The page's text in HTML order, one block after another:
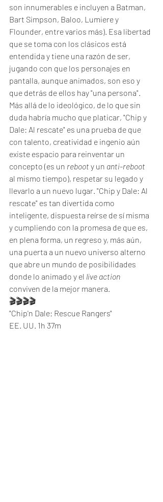
son innumerables e incluyen a Batman,
Bart Simpson, Baloo, Lumiere y
Flounder, entre varios más). Esa libertad
que se toma con los clásicos está
entendida y tiene una razón de ser,
jugando con que los personajes en
pantalla, aunque animados, son eso y
que detrás de ellos hay "una persona".
Más allá de lo ideológico, de lo que sin
duda habría mucho que platicar, "Chip y
Dale: Al rescate" es una prueba de que
con talento, creatividad e ingenio aún
existe espacio para reinventar un
concepto (es un reboot y un anti-reboot
al mismo tiempo), respetar su legado y
llevarlo a un nuevo lugar. "Chip y Dale: Al
rescate" es tan divertida como
inteligente, dispuesta reírse de sí misma
y cumpliendo con la promesa de que es,
en plena forma, un regreso y, más aún,
una puerta a un nuevo universo alterno
que abre un mundo de posibilidades
donde lo animado y el live action
conviven de la mejor manera.
🎬🎬🎬🎬
"Chip'n Dale: Rescue Rangers"
EE. UU. 1h 37m